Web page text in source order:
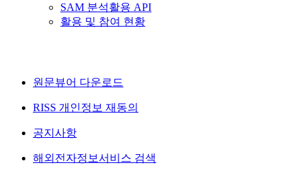
SAM 분석활용 API
활용 및 참여 현황
원문뷰어 다운로드
RISS 개인정보 재동의
공지사항
해외전자정보서비스 검색